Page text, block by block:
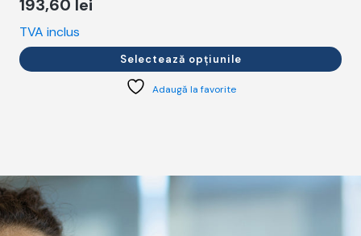
193,60 lei
TVA inclus
Selectează opțiunile
Adaugă la favorite